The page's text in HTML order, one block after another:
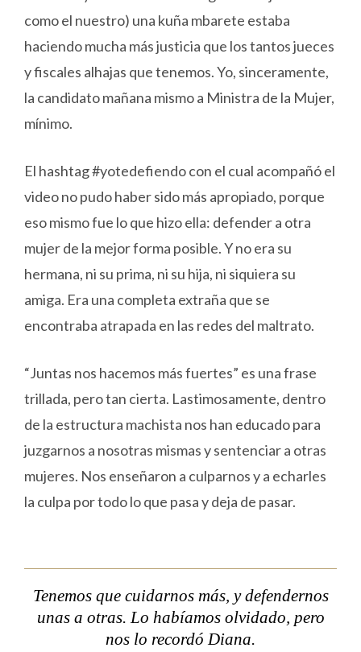
como el nuestro) una kuña mbarete estaba
haciendo mucha más justicia que los tantos jueces
y fiscales alhajas que tenemos. Yo, sinceramente,
la candidato mañana mismo a Ministra de la Mujer,
mínimo.
El hashtag #yotedefiendo con el cual acompañó el
video no pudo haber sido más apropiado, porque
eso mismo fue lo que hizo ella: defender a otra
mujer de la mejor forma posible. Y no era su
hermana, ni su prima, ni su hija, ni siquiera su
amiga. Era una completa extraña que se
encontraba atrapada en las redes del maltrato.
“Juntas nos hacemos más fuertes” es una frase
trillada, pero tan cierta. Lastimosamente, dentro
de la estructura machista nos han educado para
juzgarnos a nosotras mismas y sentenciar a otras
mujeres. Nos enseñaron a culparnos y a echarles
la culpa por todo lo que pasa y deja de pasar.
Tenemos que cuidarnos más, y defendernos
unas a otras. Lo habíamos olvidado, pero
nos lo recordó Diana.